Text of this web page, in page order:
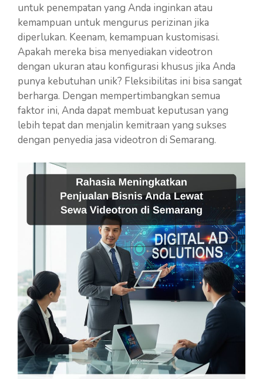
untuk penempatan yang Anda inginkan atau
kemampuan untuk mengurus perizinan jika
diperlukan. Keenam, kemampuan kustomisasi.
Apakah mereka bisa menyediakan videotron
dengan ukuran atau konfigurasi khusus jika Anda
punya kebutuhan unik? Fleksibilitas ini bisa sangat
berharga. Dengan mempertimbangkan semua
faktor ini, Anda dapat membuat keputusan yang
lebih tepat dan menjalin kemitraan yang sukses
dengan penyedia jasa videotron di Semarang.